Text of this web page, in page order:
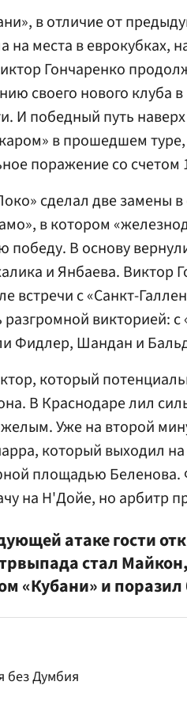
в отличие от
на места в еврокубках,
Гончаренко
своего нового клуба
И победный путь
в прошедшем туре,
поражение со счетом
сделал две замены
в котором
победу. В основу
и Янбаева. Виктор
встречи с «Санкт-
разгромной викторией:
Фидлер, Шандан и
который
В Краснодаре лил
Уже на второй
который выходил
площадью Беленова.
на Н'Дойе, но арбитр
атаке гости
стал
«Кубани» и
без Думбия